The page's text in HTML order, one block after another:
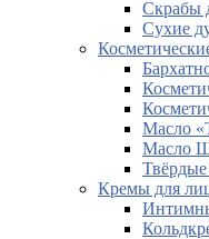
Скрабы
Сухие
Масло
Масло
Твёрдые
Кремы для